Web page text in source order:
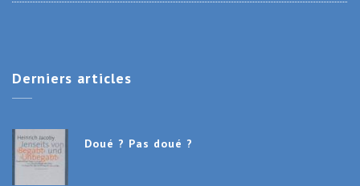
Derniers articles
Doué ? Pas doué ?